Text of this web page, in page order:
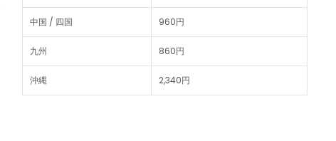
中国 / 四国 960円
九州 860円
沖縄 2,340円